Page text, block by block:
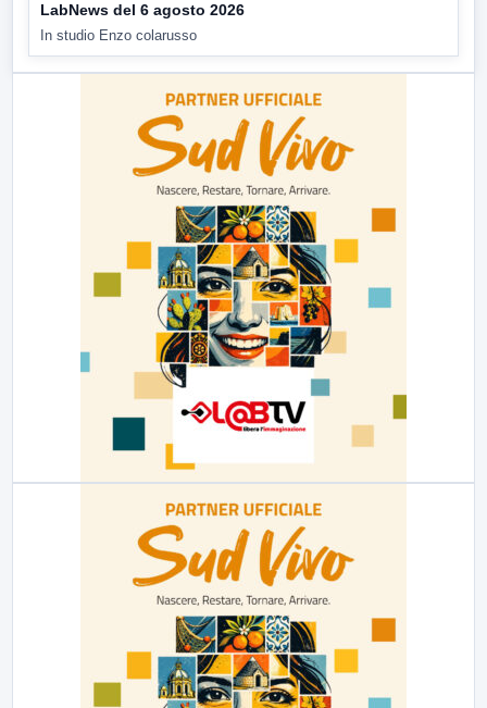
LabNews del 6 agosto 2026
In studio Enzo colarusso